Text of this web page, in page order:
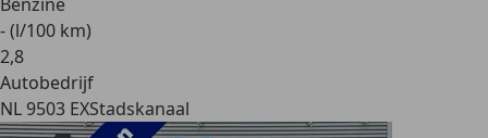
- (l/100 km)
2,8
Autobedrijf
NL 9503 EXStadskanaal